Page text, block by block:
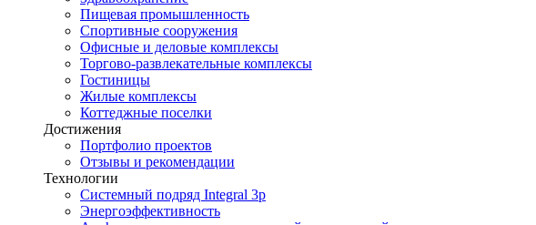
Пищевая промышленность
Спортивные сооружения
Офисные и деловые комплексы
Торгово-развлекательные комплексы
Гостиницы
Жилые комплексы
Коттеджные поселки
Достижения
Портфолио проектов
Отзывы и рекомендации
Технологии
Системный подряд Integral 3p
Энергоэффективность